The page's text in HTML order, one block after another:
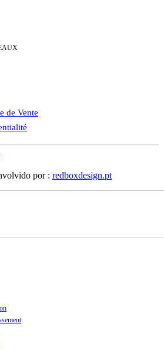
de Vente
por : redboxdesign.pt